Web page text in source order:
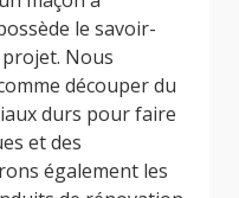
le savoir-
Nous
découper du
durs pour faire
et des
également les